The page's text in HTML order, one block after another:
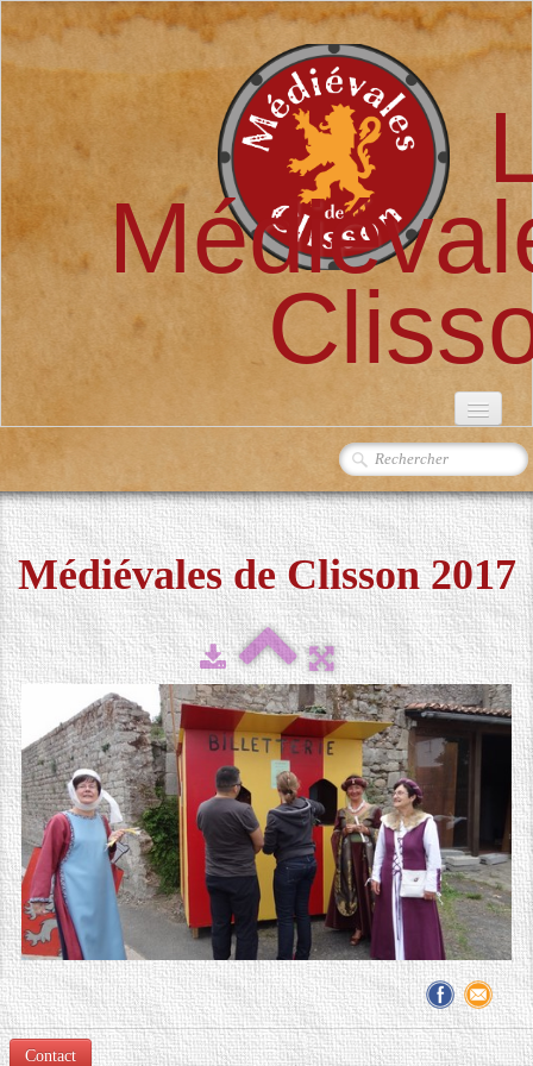
L'ASSOCIATION▼
FESTIVAL 2026▼
MÉDIAS▼
CONTACT
LOCATION DE COSTUMES
Médiévales de Clisson 2017
Contact